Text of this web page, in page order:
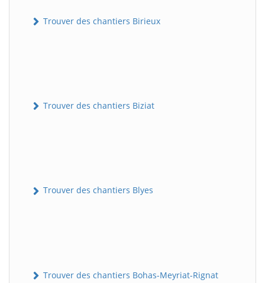
Trouver des chantiers Birieux
Trouver des chantiers Biziat
Trouver des chantiers Blyes
Trouver des chantiers Bohas-Meyriat-Rignat